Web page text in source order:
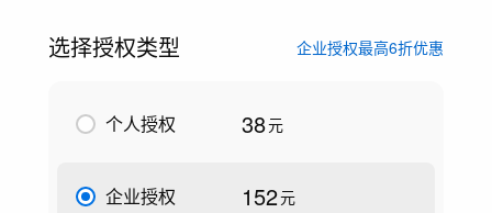
选择授权类型 企业授权最高6折优惠
个人授权 38元
企业授权 152元